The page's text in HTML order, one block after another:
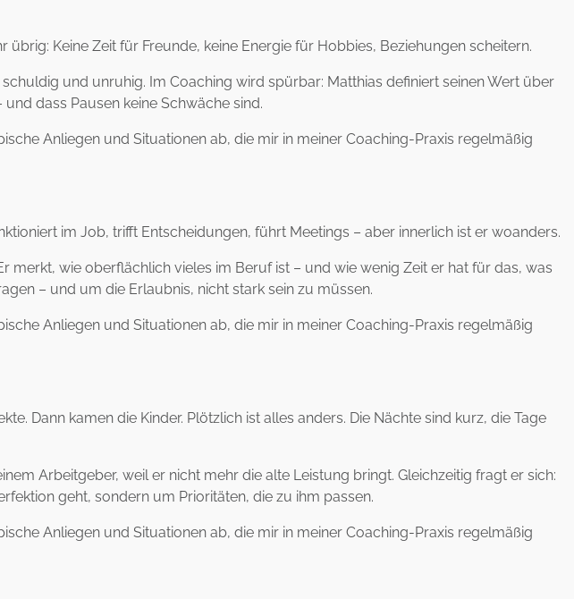
Keine Zeit für Freunde, keine Energie für Hobbies, Beziehungen scheitern.
und unruhig. Im Coaching wird spürbar: Matthias definiert seinen Wert über
dass Pausen keine Schwäche sind.
Anliegen und Situationen ab, die mir in meiner Coaching-Praxis regelmäßig
im Job, trifft Entscheidungen, führt Meetings – aber innerlich ist er woanders.
merkt, wie oberflächlich vieles im Beruf ist – und wie wenig Zeit er hat für das, was
– und um die Erlaubnis, nicht stark sein zu müssen.
Anliegen und Situationen ab, die mir in meiner Coaching-Praxis regelmäßig
Dann kamen die Kinder. Plötzlich ist alles anders. Die Nächte sind kurz, die Tage
Arbeitgeber, weil er nicht mehr die alte Leistung bringt. Gleichzeitig fragt er sich:
geht, sondern um Prioritäten, die zu ihm passen.
Anliegen und Situationen ab, die mir in meiner Coaching-Praxis regelmäßig